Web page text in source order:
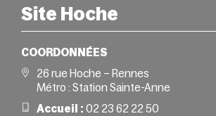
Site Hoche
COORDONNÉES
26 rue Hoche – Rennes
Métro : Station Sainte-Anne
Accueil : 02 23 62 22 50